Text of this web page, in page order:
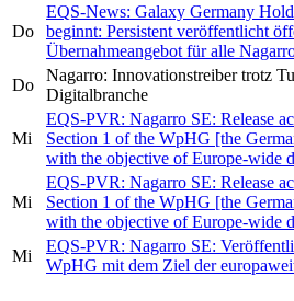
Do
EQS-News: Galaxy Germany
beginnt: Persistent veröffentlicht
Übernahmeangebot für alle
Do
Nagarro: Innovationstreiber trotz
Digitalbranche
Mi
EQS-PVR: Nagarro SE: Release
Section 1 of the WpHG [the
with the objective of Europe-wide
Mi
EQS-PVR: Nagarro SE: Release
Section 1 of the WpHG [the
with the objective of Europe-wide
Mi
EQS-PVR: Nagarro SE:
WpHG mit dem Ziel der